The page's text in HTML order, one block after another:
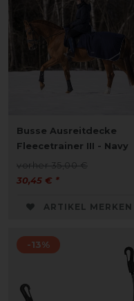
Busse Ausreitdecke
Fleecetrainer III - Navy
vorher 35,00 €
30,45 € *
ARTIKEL MERKEN
-13%